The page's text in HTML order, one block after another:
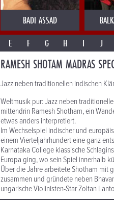
BADI ASSAD
E F G H I J
RAMESH SHOTAM MADRAS
Jazz neben traditionellen indischen
Weltmusik pur: Jazz neben
mittendrin Ramesh Shotham, ein
etwas anders interpretiert.
Im Wechselspiel indischer und
einem Vierteljahrhundert eine ganz
Karnataka College klassische
Europa ging, wo sein Spiel innerhalb
Über die Jahre arbeitete Shotham mit
zusammen und gründete neben
ungarische Violinisten-Star Zoltan